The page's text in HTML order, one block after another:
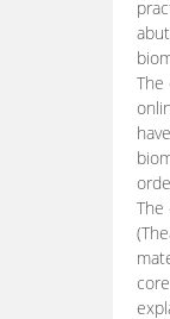
The